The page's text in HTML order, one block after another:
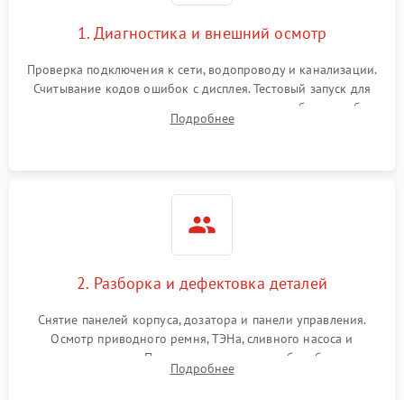
1. Диагностика и внешний осмотр
Проверка подключения к сети, водопроводу и канализации.
Считывание кодов ошибок с дисплея. Тестовый запуск для
выявления посторонних шумов, протечек или сбоев в работе
электронного модуля управления.
Подробнее
2. Разборка и дефектовка деталей
Снятие панелей корпуса, дозатора и панели управления.
Осмотр приводного ремня, ТЭНа, сливного насоса и
амортизаторов. Проверка подшипников барабана и
крестовины на износ, а манжеты люка на разрывы.
Подробнее